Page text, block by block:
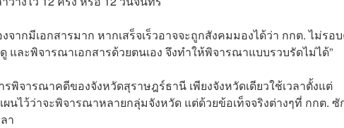
จากมีเอกสารมาก หากเสร็จเร็วอาจจะถูกสังคมมองได้ว่า กกต. ไม่รอ
ละพิจารณาเอกสารด้วยตนเอง จึงทำให้พิจารณาแบบรวบรัดไม่ได้”
พิจารณาคดีของจังหวัดสุราษฎร์ธานี เพียงจังหวัดเดียวใช้เวลาตั้งแต่
ผนไว้ว่าจะพิจารณาหลายกลุ่มจังหวัด แต่ด้วยข้อเท็จจริงต่างๆที่ กกต. ซั
า